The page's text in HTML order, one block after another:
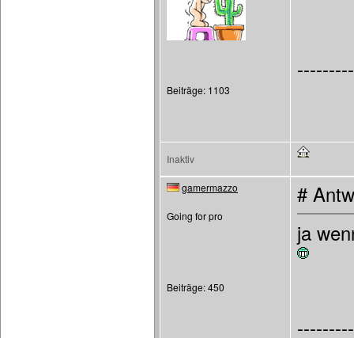
Beiträge: 1103
Inaktiv
gamermazzo
Going for pro
Beiträge: 450
#
ja